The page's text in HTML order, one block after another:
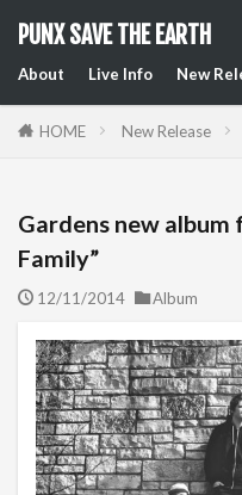
PUNX SAVE THE EARTH
About Live Info New
HOME New Release
Gardens new album
Family”
12/11/2014 Album